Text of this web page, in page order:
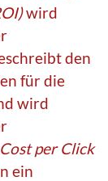
wird
den
für die
wird
Cost per Click
ein